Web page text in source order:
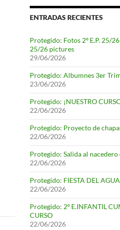
ENTRADAS RECIENTES
Protegido: Fotos 2º E.P. 25/
25/26 pictures
29/06/2026
Protegido: Albumnes 3er
23/06/2026
Protegido: ¡NUESTRO
22/06/2026
Protegido: Proyecto de
22/06/2026
Protegido: Salida al nacedero
22/06/2026
Protegido: FIESTA DEL
22/06/2026
Protegido: 2º E.INFANTIL
CURSO
22/06/2026